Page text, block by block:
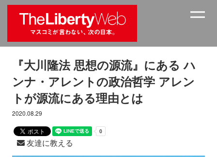
『大川隆法 思想の源流』にある ハ
ンナ・アレントの政治哲学 アレン
トが源流にある理由とは
2020.08.29
友達に教える